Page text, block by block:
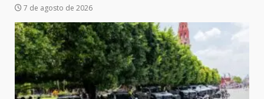
7 de agosto de 2026